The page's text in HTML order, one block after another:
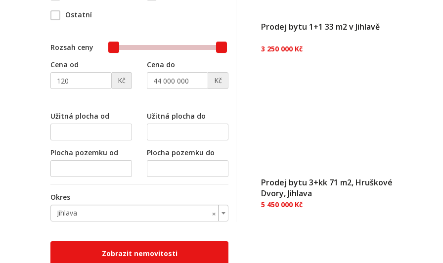
Ostatní
Rozsah ceny
Cena od
Kč
Cena do
Kč
Užitná plocha od Užitná plocha do
Plocha pozemku od Plocha pozemku do
Okres
×
Jihlava
Zobrazit nemovitosti
Prodej bytu 1+1 33 m2 v Jihlavě
3 250 000 Kč
Prodej bytu 3+kk 71 m2, Hruškové
Dvory, Jihlava
5 450 000 Kč